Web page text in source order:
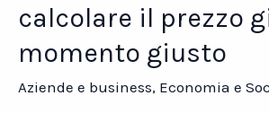
calcolare il prezzo
momento giusto
Aziende e business, Economia e